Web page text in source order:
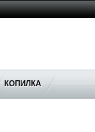
КОПИЛКА